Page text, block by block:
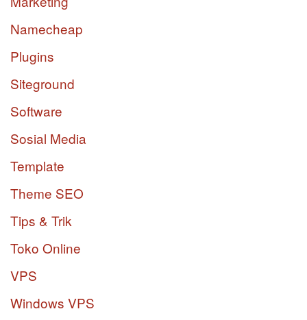
Namecheap
Plugins
Siteground
Software
Sosial Media
Template
Theme SEO
Tips & Trik
Toko Online
VPS
Windows VPS